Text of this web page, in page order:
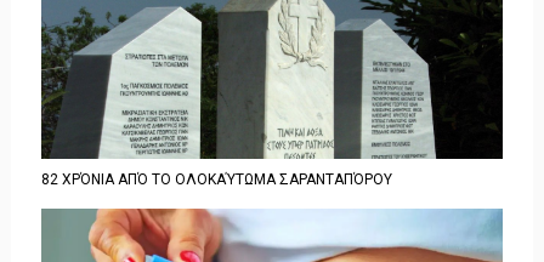
82 ΧΡΌΝΙΑ ΑΠΌ ΤΟ ΟΛΟΚΑΎΤΩΜΑ ΣΑΡΑΝΤΑΠΌΡΟΥ